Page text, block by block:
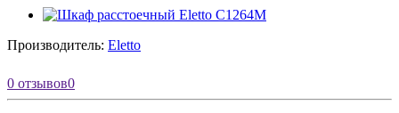
Производитель: Eletto
0 отзывов0